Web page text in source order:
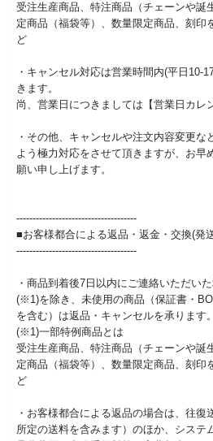
受注生産商品、特注商品（チェーンや誕
定商品（福袋等）、数量限定商品、刻印
ど
・キャンセル対応は営業時間内(平日10-
きます。
尚、営業日につきましては【営業日カレ
・その他、キャンセルや注文内容変更な
よう極力対応をさせて頂きますが、お早
願い申し上げます。
-------------------------------------
■お客様都合による返品・返金・交換(発
-------------------------------------
・商品到着後7日以内にご連絡いただい
(※1)を除き、未使用の商品（保証書・
を含む）は返品・キャンセルを承ります。
(※1)一部特例商品とは
受注生産商品、特注商品（チェーンや誕
定商品（福袋等）、数量限定商品、刻印
ど
・お客様都合による返品の場合は、往
所定の送料を含みます）のほか、システ